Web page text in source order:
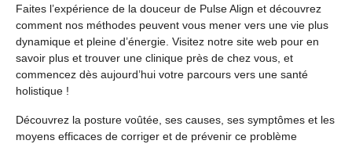
Faites l’expérience de la douceur de Pulse Align et découvrez
comment nos méthodes peuvent vous mener vers une vie plus
dynamique et pleine d’énergie. Visitez notre site web pour en
savoir plus et trouver une clinique près de chez vous, et
commencez dès aujourd’hui votre parcours vers une santé
holistique !
Découvrez la posture voûtée, ses causes, ses symptômes et les
moyens efficaces de corriger et de prévenir ce problème